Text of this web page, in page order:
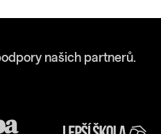
našich partnerů.